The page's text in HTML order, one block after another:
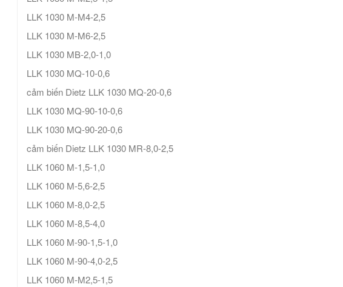
LLK 1030 M-M4-2,5
LLK 1030 M-M6-2,5
LLK 1030 MB-2,0-1,0
LLK 1030 MQ-10-0,6
cảm biến Dietz LLK 1030 MQ-20-0,6
LLK 1030 MQ-90-10-0,6
LLK 1030 MQ-90-20-0,6
cảm biến Dietz LLK 1030 MR-8,0-2,5
LLK 1060 M-1,5-1,0
LLK 1060 M-5,6-2,5
LLK 1060 M-8,0-2,5
LLK 1060 M-8,5-4,0
LLK 1060 M-90-1,5-1,0
LLK 1060 M-90-4,0-2,5
LLK 1060 M-M2,5-1,5